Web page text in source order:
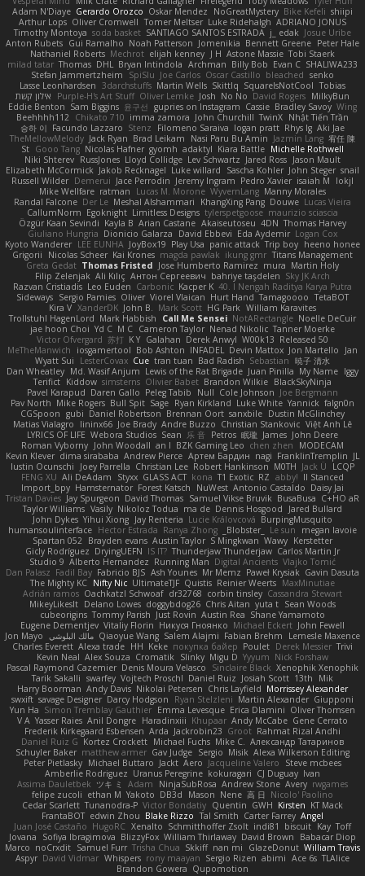
Adam N'Diaye Gerardo Orozco Oskar Mendez NoGreatMystery Bike Kefeli shiipi
Arthur Lops Oliver Cromwell Tomer Meltser Luke Ridehalgh ADRIANO JONUS
Timothy Montoya soda basket SANTIAGO SANTOS ESTRADA j_ edak Josue Uribe
Anton Rubets Gui Ramalho Noah Patterson Jomenikia Bennett Greene Peter Hale
Nathaniel Roberts Mechrot elijah kenney J H Astone Massie Tobi Staerk
milad tatar Thomas DHL Bryan Intindola Archman Billy Bob Evan C SHALIWA233
Stefan Jammertzheim
SpiSlu Joe Carlos Oscar Castillo bleached senko
Lasse Leonhardsen 3darchstuffs Martin Wells Skittlq SquareIsNotCool Tobias
אילון קשת
Purple-H's Art Stuff Oliver Lemke Josh No No David Rogers MilkyBun
Eddie Benton Sam Biggins 윤구선 gupries on Instagram Cassie Bradley Savoy Wing
Beehhhh112 Chikato 710 imma zamora John Churchill TwinX Nhật Tiến Trần
승하 이 Facundo Lazzaro Stenz Filomeno Saraiva logan pratt Rhys lg Aki Jae
TheMellowMelody Jack Ryan Brad Leikam Nasi Paru Bu Amin Jazmin Lang 宥任 陳
St Gooo Tang Nicolas Hafner gyomh adaktyl Kiara Battle Michelle Rothwell
Niki Shterev RussJones Lloyd Collidge Lev Schwartz Jared Ross Jason Mault
Elizabeth McCormick Jakob Recknagel Luke willard Sascha Kohler John Steger snail
Russell Wilder Demerui Jace Perrodin Jeremy Ingram Pedro Xavier isaiah M
lokjl
Mike Wellfare ratman Lucas M. Morone WyvernLang Manny Morales
Randal Falcone Der Le Meshal Alshammari KhangXing Pang Douwe Lucas Vieira
CallumNorm Egoknight Limitless Designs tylerspetgoose maurizio sciascia
Özgür Kaan Sevindi Kayla B Arian Castane Akaiseutoseu 4DN Thomas Harvey
Giuliano Hungria Dionicio Galarza David Ebbevi Eda Aydemir Logan Cox
Kyoto Wanderer LEE EUNHA JoyBox19 Play Usa panic attack Trip boy heeno honee
Grigorii
Nicolas Scheer Kai Krones magda pawlak ikung gmr Titans Management
Greta Gedat Thomas Fristed Jose Humberto Ramirez mura Martin Holy
Filip Zelenjak Ali Kılıç Антон Сергеевич bahriye taşdelen Sky JK Arch
Razvan Cristiadis Leo Euden Carbonic Kacper K 40. I Nengah Raditya Karya Putra
Sideways Sergio Pamies Oliver Viorel Vlaican Hurt Hand Tamagoooo TetaBOT
Kira V XanderDK John B. Mark Scott HG Park William Karavites
Trollstuhl HagenLord Mark Habbish Call Me Sensei NotARectangle Noelle DeCuir
jae hoon Choi Yd C M C Cameron Taylor Nenad Nikolic Tanner Moerke
Victor Ofvergard 苏打 K Y Galahan Derek Anwyl W00k13 Released 50
MeTheManwich
iosgamertool Bob Ashton INFADEL Devin Mattox Jon Martello
Jan
Wyatt Sui
LesterCovax Cue tran tuan Bad Radish Sebastian 暁子 清水
Dan Wheatley Md. Wasif Anjum Lewis of the Rat Brigade Juan Pinilla My Name Iggy
Terifict Kiddow simsterns Olivier Babet Brandon Wilkie BlackSkyNinja
Pavel Karapud Daren Gallo Peleg Tabib Null Cole Johnson Joe Bergmann
Pav North Mike Rogers Bull Spit Sage Ryan Kirkland Luke White Yannick falgn0n
CGSpoon gubi Daniel Robertson Brennan Oort sanxbile Dustin McGlinchey
Matias Vialagro
lininx66 Joe Brady Andre Buzzo Christian Stankovic Việt Anh Lê
LYRICS OF LIFE Webora Studios Sean 乐 音 Petros 眠瓏 James John Deere
Roman Vyborny John Woodall an l BZK Gaming Leo chen zhen
MODECAM
Kevin Klever dima sirababa Andrew Pierce Артем Бардин nagi FranklinTremplin JL
Iustin Ocunschi
Joey Parrella Christian Lee Robert Hankinson M0TH Jack Ü
LCQP
FENG XU Ali DeAdam Styxx GLASS ACT kona T1 Exotic RZ abby! ll Stanced
Import_bpy Hamsternator Forest Katsch NuWest Antonio Castaldo Daisy Jai
Tristan Davies Jay Spurgeon David Thomas Samuel Vikse Bruvik BusaBusa C+HO aR
Taylor Williams Vasily Nikoloz Todua ma de Dennis Hosgood
Jared Bullard
John Dykes Yihui Xiong Jay Renteria Lucie Královcová BurpingMusquito
humansoulinterface Hector Estrada Ranya Zhong _Blobster_ Le sun
megan lavoie
Spartan 052 Brayden evans Austin Taylor S Mingkwan Wawy Kerstetter
Gicly Rodríguez DryingUEFN IS IT? Thunderjaw Thunderjaw Carlos Martin Jr
Studio 9 Alberto Hernandez Running Man Digital Ancients Vlajko Tomić
Dan Palasz Fadil Bay Fabricio BJS Ash Younes Mr Memz Paweł Krysiak Gavin Dasuta
The Mighty KC Nifty Nic UltimateTJF Quistis Reinier Weerts MaxMinutiae
Adrián ramos Oachkatzl Schwoaf dr32768 corbin tinsley Cassandra Stewart
MikeyLikesIt Delano Lowes doggybdog26 Chris Aitan yuta t Sean Woods
cubeorigins Tommy Parish Just Rovin Austin Rea Shane Yamamoto
Eugene Dementjev Vitaliy Florin Никуся Гноянко Michael Eckert John Fewell
Jon Mayo مالك البلوشي Qiaoyue Wang Salem Alajmi Fabian Brehm
Lemesle Maxence
Charles Everett Alexa trade HH Keke покупка байер Poulet Derek Messier Trivi
Kevin Neal Alex Souza Cromatik Slinky Migu D Yyyum Nick Forshaw
Pascal Raymond Cazemier Denis Moura Velasco Sinclaire Black Xenophik Xenophik
Tarik Sakalli swarfey Vojtech Proschl Daniel Ruiz Josiah Scott 13th
Mik
Harry Boorman Andy Davis Nikolai Petersen Chris Layfield Morrissey Alexander
swxift savage Designer Darcy Hodgson Ryan Stelzleni Martin Alexander Giupponi
Yun Ha Simon Tremblay Gauthier Emma Levesque Erica Dlamini Oliver Thomsen
V A Yasser Raies Anil Dongre Haradinxiii Khupaar Andy McCabe Gene Cerrato
Frederik Kirkegaard Esbensen Arda Jackrobin23 Groot Rahmat Rizal Andhi
Daniel Ruiz G Kortez Crockett Michael Fuchs Mike C. Александр Татаринов
Schuyler Baker matthew armer Gav Judge Sergio Misik Alexa Wilkerson Editing
Peter Pietlasky Michael Buttaro Jackt Aero Jacqueline Valero
Steve mcbees
Amberlie Rodriguez Uranus Peregrine kokuragari CJ Duguay Ivan
Assima Dauletbek ツキ ミ Adam NinjaSubRosa Andrew Stone Avery rwgames
felipe zucoli ethan M Yakoto DB3d Mason Nene 高 日 Nicolo' Paolino
Cedar Scarlett Tunanodra-P Victor Bondatiy Quentin GWH Kirsten KT Mack
FrantaBOT edwin Zhou Blake Rizzo Tal Smith Carter Farrey Angel
Juan José Castaño HugoRC Xenalto Schmitthoffer Zsolt indi81 biscuit Kay Toff
Jovana
Sofiya Ibragimova BlizzyFox William Thirlaway David Brown
Babacar Diop
Marco noCrxdit Samuel Furr Trisha Chua Skkiff nan mi GlazeDonut William Travis
Aspyr David Vidmar Whispers rony maayan Sergio Rizen abimi Ace 6s TLAlice
Brandon Gowera Qupomotion